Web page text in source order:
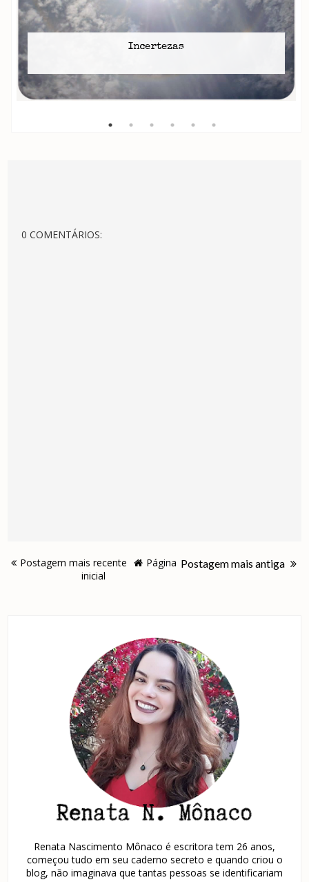
Incertezas
0 COMENTÁRIOS:
Postagem mais recente Postagem mais antiga
Página
inicial
Renata Nascimento Mônaco é escritora tem 26 anos,
começou tudo em seu caderno secreto e quando criou o
blog, não imaginava que tantas pessoas se identificariam